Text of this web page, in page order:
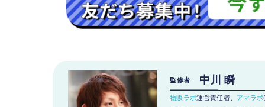
監修者 中川 瞬
物販ラボ運営責任者、 アマラボ